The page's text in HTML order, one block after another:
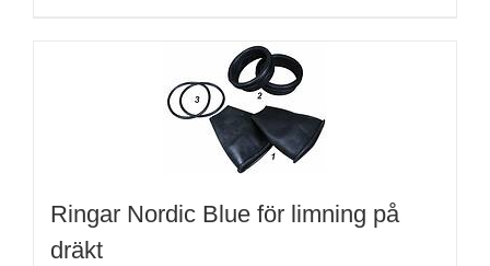
Ringar Nordic Blue för limning på
dräkt